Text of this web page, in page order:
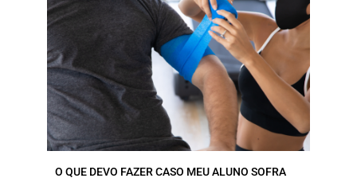
O QUE DEVO FAZER CASO MEU ALUNO SOFRA